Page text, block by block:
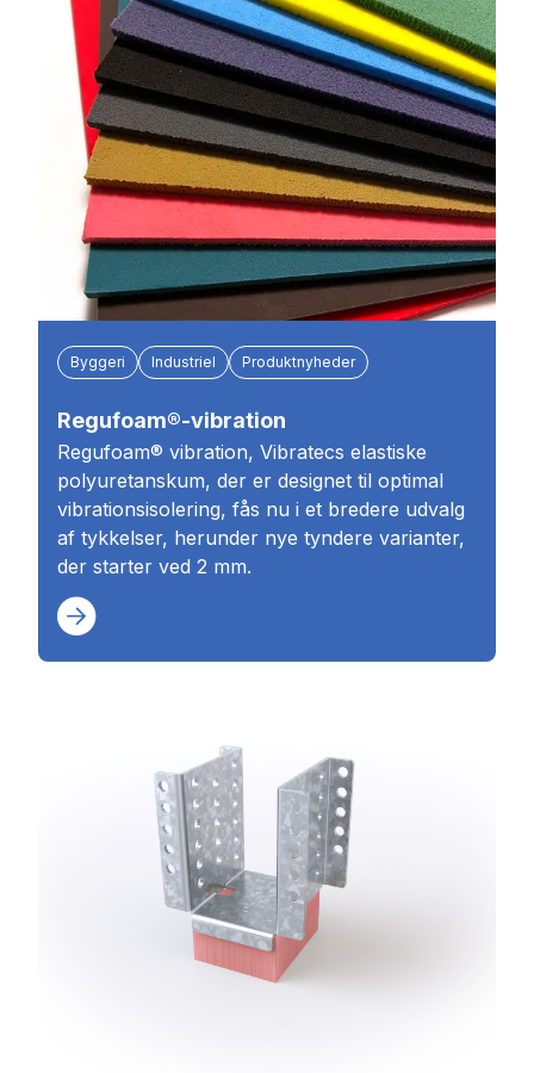
Byggeri Industriel Produktnyheder
Regufoam®-vibration
Regufoam® vibration, Vibratecs elastiske
polyuretanskum, der er designet til optimal
vibrationsisolering, fås nu i et bredere udvalg
af tykkelser, herunder nye tyndere varianter,
der starter ved 2 mm.